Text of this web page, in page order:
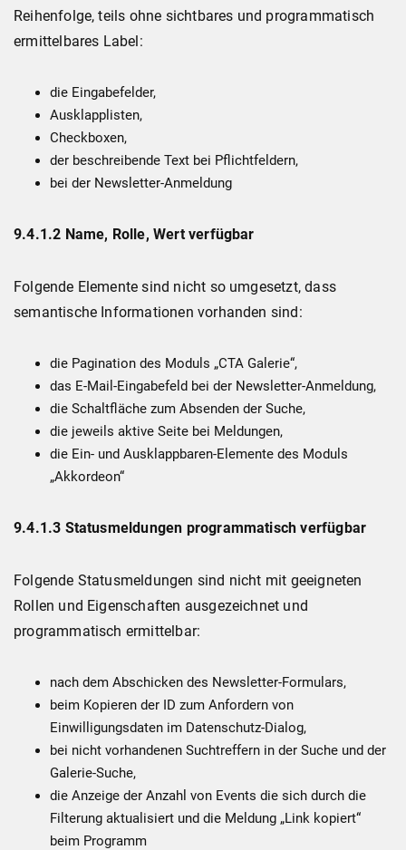
Reihenfolge, teils ohne sichtbares und programmatisch
ermittelbares Label:
die Eingabefelder,
Ausklapplisten,
Checkboxen,
der beschreibende Text bei Pflichtfeldern,
bei der Newsletter-Anmeldung
9.4.1.2 Name, Rolle, Wert verfügbar
Folgende Elemente sind nicht so umgesetzt, dass
semantische Informationen vorhanden sind:
die Pagination des Moduls „CTA Galerie“,
das E-Mail-Eingabefeld bei der Newsletter-Anmeldung,
die Schaltfläche zum Absenden der Suche,
die jeweils aktive Seite bei Meldungen,
die Ein- und Ausklappbaren-Elemente des Moduls
„Akkordeon“
9.4.1.3 Statusmeldungen programmatisch verfügbar
Folgende Statusmeldungen sind nicht mit geeigneten
Rollen und Eigenschaften ausgezeichnet und
programmatisch ermittelbar:
nach dem Abschicken des Newsletter-Formulars,
beim Kopieren der ID zum Anfordern von
Einwilligungsdaten im Datenschutz-Dialog,
bei nicht vorhandenen Suchtreffern in der Suche und der
Galerie-Suche,
die Anzeige der Anzahl von Events die sich durch die
Filterung aktualisiert und die Meldung „Link kopiert“
beim Programm